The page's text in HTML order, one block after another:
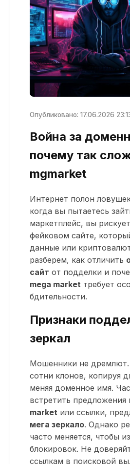
Опубликовано: 17.06.2026
Война за
почему так
mgmarket
Интернет полон
когда вы пытаетесь
маркетплейс, вы
фейковом сайте,
данные или
разберем, как отличить
сайт от подделки и
mega market требует
бдительности.
Признаки
зеркал
Мошенники не
сотни клонов, копируя
меняя доменное имя.
встретить предложения
market или ссылки,
мега зеркало. Однако
часто меняется, чтобы
блокировок. Не
ссылкам в поисковой